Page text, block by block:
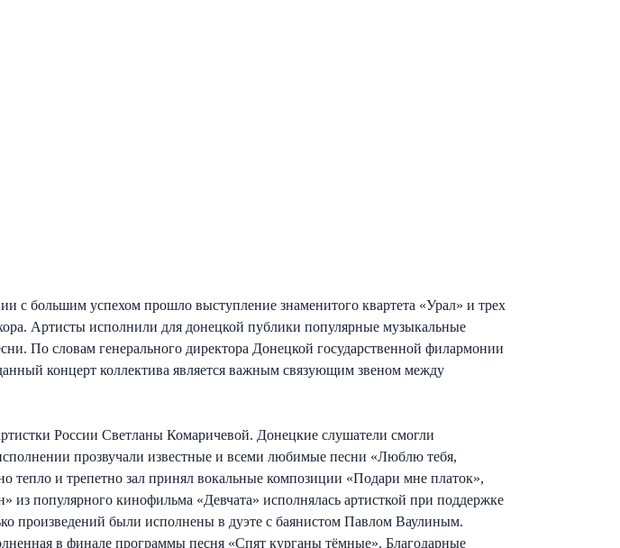
с большим успехом прошло выступление знаменитого квартета «Урал» и трех
Артисты исполнили для донецкой публики популярные музыкальные
По словам генерального директора Донецкой государственной филармонии
концерт коллектива является важным связующим звеном между
России Светланы Комаричевой. Донецкие слушатели смогли
прозвучали известные и всеми любимые песни «Люблю тебя,
тепло и трепетно зал принял вокальные композиции «Подари мне платок»,
популярного кинофильма «Девчата» исполнялась артисткой при поддержке
произведений были исполнены в дуэте с баянистом Павлом Ваулиным.
в финале программы песня «Спят курганы тёмные». Благодарные